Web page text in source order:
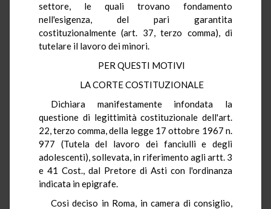
settore, le quali trovano fondamento
nell'esigenza, del pari garantita
costituzionalmente (art. 37, terzo comma), di
tutelare il lavoro dei minori.
PER QUESTI MOTIVI
LA CORTE COSTITUZIONALE
Dichiara manifestamente infondata la
questione di legittimità costituzionale dell'art.
22, terzo comma, della legge 17 ottobre 1967 n.
977 (Tutela del lavoro dei fanciulli e degli
adolescenti), sollevata, in riferimento agli artt. 3
e 41 Cost., dal Pretore di Asti con l'ordinanza
indicata in epigrafe.
Così deciso in Roma, in camera di consiglio,